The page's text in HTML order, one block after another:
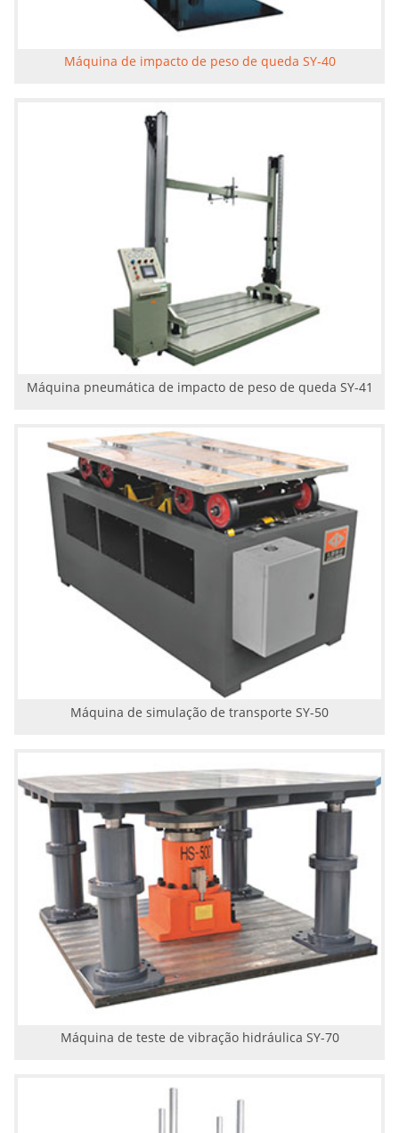
Máquina de impacto de peso de queda SY-40
Máquina pneumática de impacto de peso de queda SY-41
Máquina de simulação de transporte SY-50
Máquina de teste de vibração hidráulica SY-70